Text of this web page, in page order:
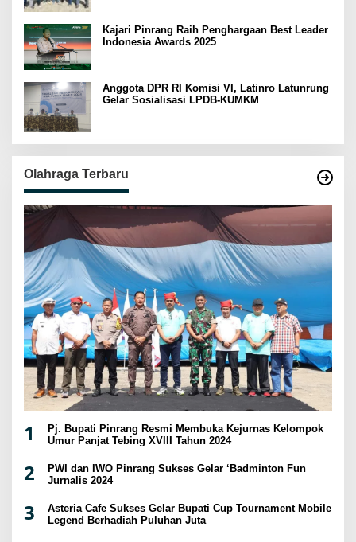
Kajari Pinrang Raih Penghargaan Best Leader
Indonesia Awards 2025
Anggota DPR RI Komisi VI, Latinro Latunrung
Gelar Sosialisasi LPDB-KUMKM
Olahraga Terbaru
1
Pj. Bupati Pinrang Resmi Membuka Kejurnas Kelompok
Umur Panjat Tebing XVIII Tahun 2024
2
PWI dan IWO Pinrang Sukses Gelar ‘Badminton Fun
Jurnalis 2024
3
Asteria Cafe Sukses Gelar Bupati Cup Tournament Mobile
Legend Berhadiah Puluhan Juta